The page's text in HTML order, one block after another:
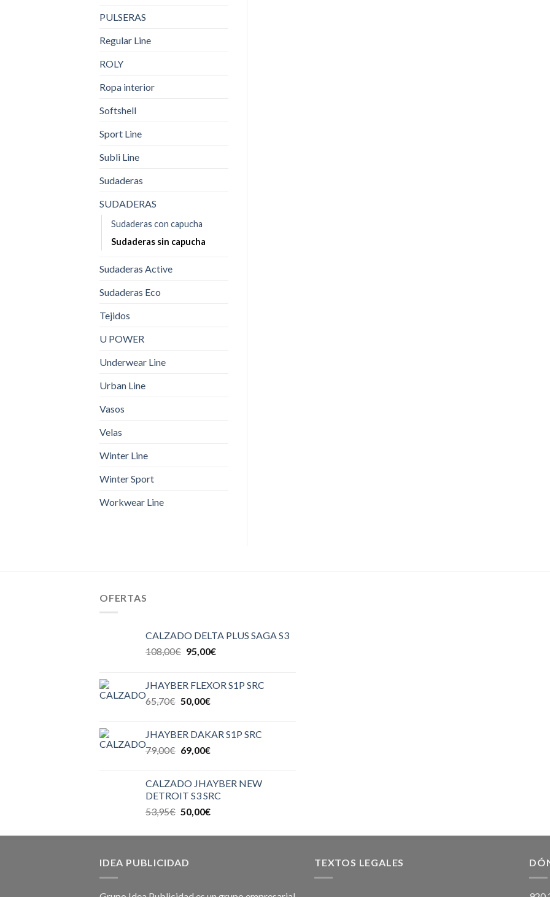
PULSERAS
Regular Line
ROLY
Ropa interior
Softshell
Sport Line
Subli Line
Sudaderas
SUDADERAS
Sudaderas con capucha
Sudaderas sin capucha
Sudaderas Active
Sudaderas Eco
Tejidos
U POWER
Underwear Line
Urban Line
Vasos
Velas
Winter Line
Winter Sport
Workwear Line
OFERTAS
CALZADO DELTA PLUS SAGA S3
108,00€ 95,00€
JHAYBER FLEXOR S1P SRC
65,70€ 50,00€
JHAYBER DAKAR S1P SRC
79,00€ 69,00€
CALZADO JHAYBER NEW
DETROIT S3 SRC
53,95€ 50,00€
IDEA PUBLICIDAD TEXTOS LEGALES